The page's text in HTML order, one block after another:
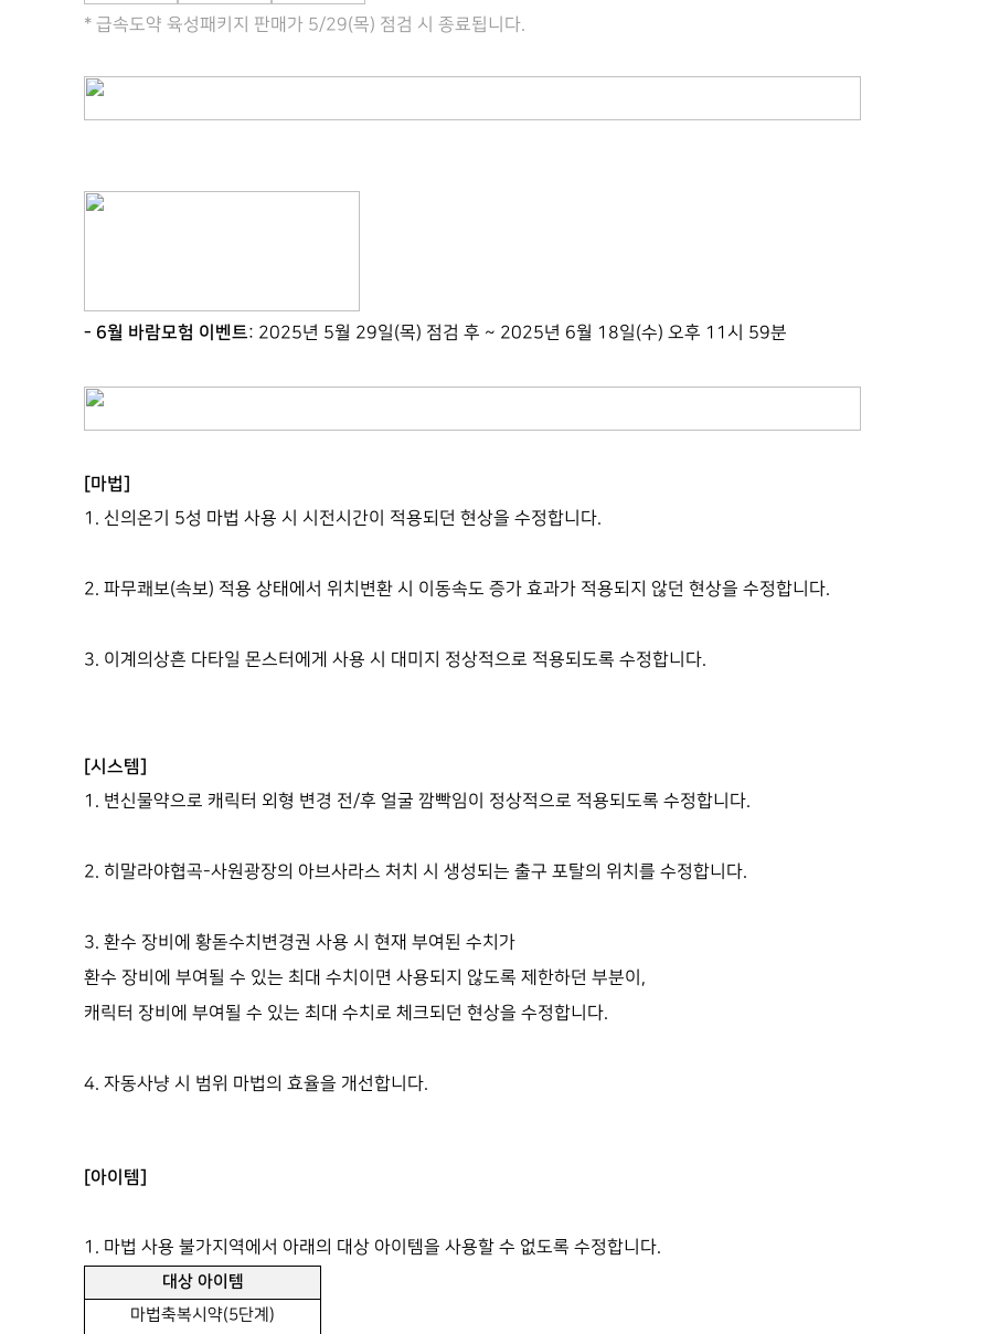
* 급속도약 육성패키지 판매가 5/29(목) 점검 시 종료됩니다.
- 6월 바람모험 이벤트: 2025년 5월 29일(목) 점검 후 ~ 2025년 6월 18일(수) 오후 11시 59분
[마법]
1. 신의온기 5성 마법 사용 시 시전시간이 적용되던 현상을 수정합니다.
2. 파무쾌보(속보) 적용 상태에서 위치변환 시 이동속도 증가 효과가 적용되지 않던 현상을 수정합니다.
3. 이계의상흔 다타일 몬스터에게 사용 시 대미지 정상적으로 적용되도록 수정합니다.
[시스템]
1. 변신물약으로 캐릭터 외형 변경 전/후 얼굴 깜빡임이 정상적으로 적용되도록 수정합니다.
2. 히말라야협곡-사원광장의 아브사라스 처치 시 생성되는 출구 포탈의 위치를 수정합니다.
3. 환수 장비에 황돋수치변경권 사용 시 현재 부여된 수치가
환수 장비에 부여될 수 있는 최대 수치이면 사용되지 않도록 제한하던 부분이,
캐릭터 장비에 부여될 수 있는 최대 수치로 체크되던 현상을 수정합니다.
4. 자동사냥 시 범위 마법의 효율을 개선합니다.
[아이템]
1. 마법 사용 불가지역에서 아래의 대상 아이템을 사용할 수 없도록 수정합니다.
대상 아이템
마법축복시약(5단계)